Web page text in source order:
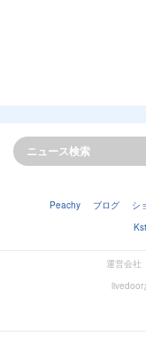
Peachy ブログ シ
運営会社
livedoor